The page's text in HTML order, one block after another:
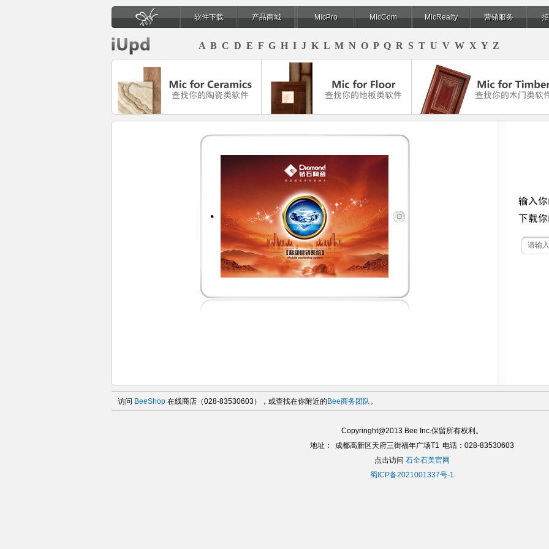
页
软件下载 产品商城 MicPro MicCom MicRealty 营销服务
A B C D E F G H I J K L M N O P Q R S T U V W X Y Z
访问 BeeShop 在线商店（028-83530603），或查找在你附近的 Bee商务团队。
Copyringht@2013 Bee Inc.保留所有权利。
地址：
成都高新区天府三街福年广场T1 电话：028-83530603
点击访问 石全石美官网
蜀ICP备2021001337号-1